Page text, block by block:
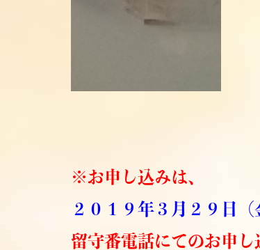
※お申し込みは、
２０１９年３月２９日（
留守番電話にてのお申し